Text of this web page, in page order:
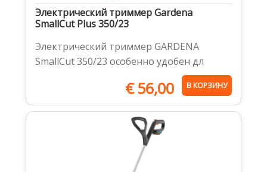
Электрический триммер Gardena
SmallCut Plus 350/23
Электрический триммер GARDENA
SmallCut 350/23 особенно удобен дл
€56,00 В КОРЗИНУ